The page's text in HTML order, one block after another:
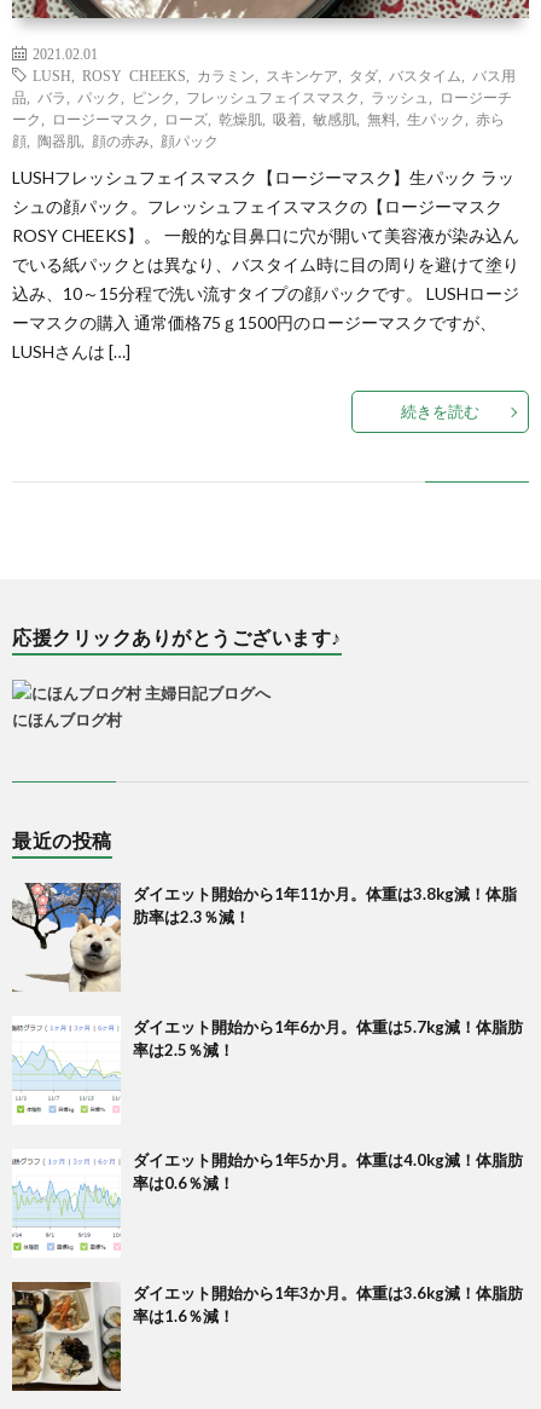
ー
2021.02.01
LUSH
ROSY CHEEKS カラミン スキンケア タダ バスタイム
バス用
品
バラ パック ピンク フレッシュフェイスマスク ラッシュ
ロージーチ
ーク
ロージーマスク ローズ 乾燥肌 吸着 敏感肌 無料 生パック
赤ら
顔
陶器肌 顔の赤み 顔パック
LUSHフレッシュフェイスマスク【ロージーマスク】生パック ラッ
シュの顔パック。フレッシュフェイスマスクの【ロージーマスク
ROSY CHEEKS】。 一般的な目鼻口に穴が開いて美容液が染み込ん
でいる紙パックとは異なり、バスタイム時に目の周りを避けて塗り
込み、10～15分程で洗い流すタイプの顔パックです。 LUSHロージ
ーマスクの購入 通常価格75ｇ1500円のロージーマスクですが、
LUSHさんは […]
続きを読む
応援クリックありがとうございます♪
にほんブログ村
最近の投稿
ダイエット開始から1年11か月。体重は3.8kg減！体脂
肪率は2.3％減！
ダイエット開始から1年6か月。体重は5.7kg減！体脂肪
率は2.5％減！
ダイエット開始から1年5か月。体重は4.0kg減！体脂肪
率は0.6％減！
ダイエット開始から1年3か月。体重は3.6kg減！体脂肪
率は1.6％減！